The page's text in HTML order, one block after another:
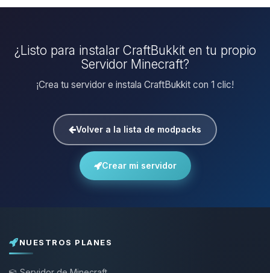
¿Listo para instalar CraftBukkit en tu propio
Servidor Minecraft?
¡Crea tu servidor e instala CraftBukkit con 1 clic!
Volver a la lista de modpacks
Crear mi servidor
NUESTROS PLANES